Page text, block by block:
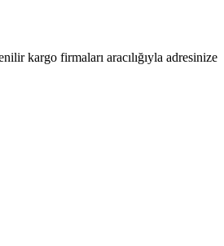
kargo firmaları aracılığıyla adresinize